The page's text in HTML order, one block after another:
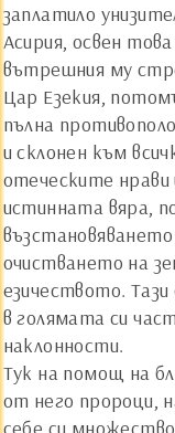
заплатило
Асирия, освен
вътрешния му
Цар Езекия,
пълна
и склонен към
отеческите нрави
истинната вяра,
очистването на
езичеството. Тази
в голямата си
наклонности.
Тук на помощ на
от него пророци,
себе си